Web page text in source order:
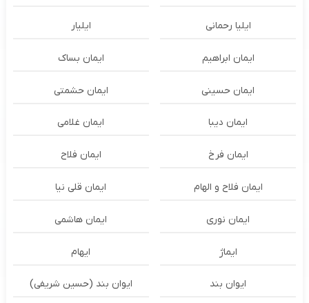
ایلیا رحمانی ایلیار
ایمان ابراهیم ایمان بساک
ایمان حسینی ایمان حشمتی
ایمان دیبا ایمان غلامی
ایمان فرخ ایمان فلاح
ایمان فلاح و الهام ایمان قلی نیا
ایمان نوری ایمان هاشمی
ایماژ ایهام
ایوان بند ایوان بند (حسین شریفی)